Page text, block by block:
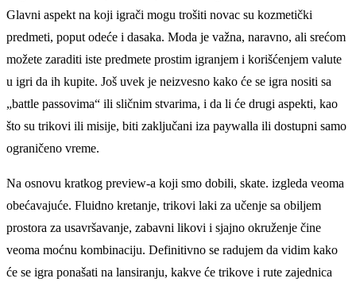
Glavni aspekt na koji igrači mogu trošiti novac su kozmetički
predmeti, poput odeće i dasaka. Moda je važna, naravno, ali srećom
možete zaraditi iste predmete prostim igranjem i korišćenjem valute
u igri da ih kupite. Još uvek je neizvesno kako će se igra nositi sa
„battle passovima“ ili sličnim stvarima, i da li će drugi aspekti, kao
što su trikovi ili misije, biti zaključani iza paywalla ili dostupni samo
ograničeno vreme.
Na osnovu kratkog preview-a koji smo dobili, skate. izgleda veoma
obećavajuće. Fluidno kretanje, trikovi laki za učenje sa obiljem
prostora za usavršavanje, zabavni likovi i sjajno okruženje čine
veoma moćnu kombinaciju. Definitivno se radujem da vidim kako
će se igra ponašati na lansiranju, kakve će trikove i rute zajednica